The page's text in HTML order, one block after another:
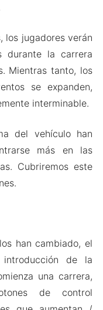
los jugadores verán
durante la carrera
Mientras tanto, los
se expanden,
interminable.
del vehículo han
más en las
Cubriremos este
han cambiado, el
de la
una carrera,
de control